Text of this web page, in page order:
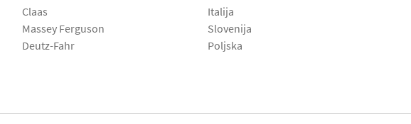
Claas
Massey Ferguson
Deutz-Fahr
Italija
Slovenija
Poljska